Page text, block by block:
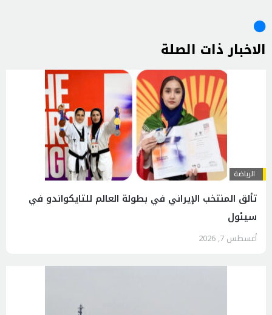
الاخبار ذات الصلة
الرياضة
تألق المنتخب الإيراني في بطولة العالم للتايكواندو في
سيئول
أغسطس 7, 2026